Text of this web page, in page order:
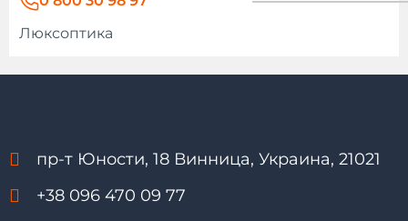
Люксоптика
пр-т Юности, 18 Винница, Украина, 21021
+38 096 470 09 77